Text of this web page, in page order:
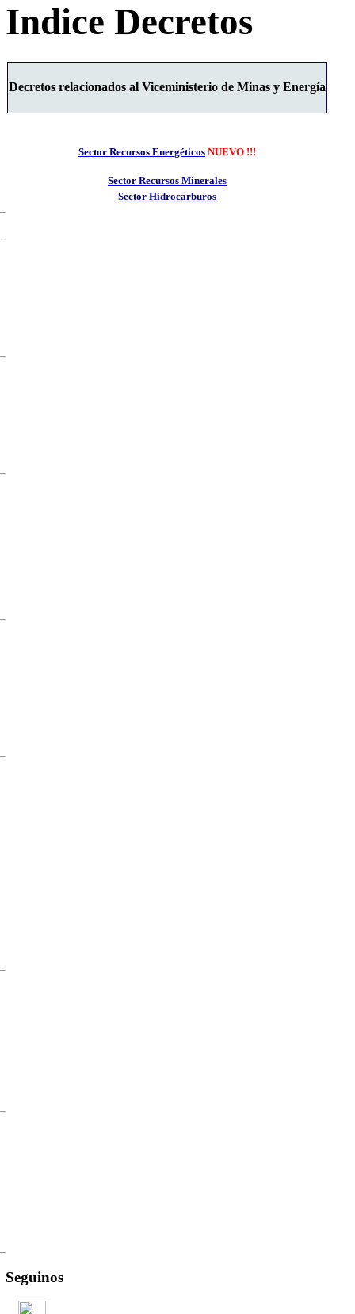
Indice Decretos
Decretos relacionados al Viceministerio de Minas y Energía
Sector Recursos Energéticos NUEVO !!!
Sector Recursos Minerales
Sector Hidrocarburos
Seguinos